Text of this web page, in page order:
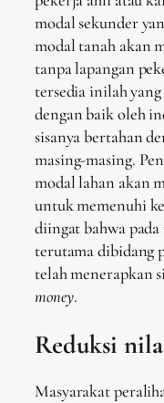
modal sekunder
modal tanah akan
tanpa lapangan
tersedia inilah
dengan baik oleh
sisanya bertahan
masing-masing.
modal lahan akan
untuk memenuhi
diingat bahwa
terutama dibidang
telah menerapkan
money.
Reduksi
Masyarakat